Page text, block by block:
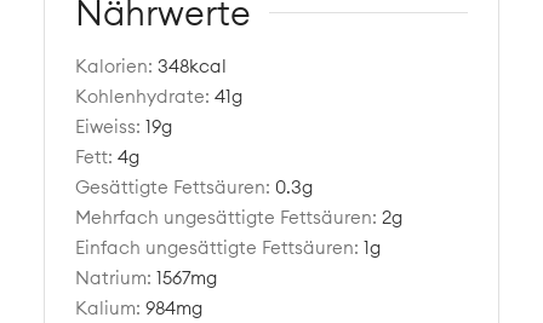
Nährwerte
Kalorien:348kcal
Kohlenhydrate:41g
Eiweiss:19g
Fett:4g
Gesättigte Fettsäuren: 0.3g
Mehrfach ungesättigte Fettsäuren:2g
Einfach ungesättigte Fettsäuren:1g
Natrium:1567mg
Kalium:984mg